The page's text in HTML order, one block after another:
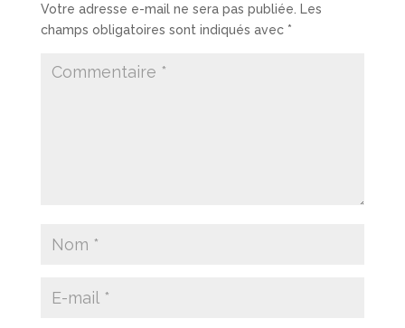
Votre adresse e-mail ne sera pas publiée.
Les
champs obligatoires sont indiqués avec *